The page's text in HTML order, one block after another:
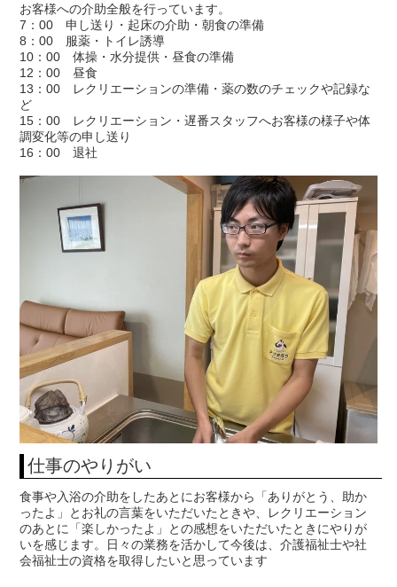
お客様への介助全般を行っています。
7：00 申し送り・起床の介助・朝食の準備
8：00 服薬・トイレ誘導
10：00 体操・水分提供・昼食の準備
12：00 昼食
13：00 レクリエーションの準備・薬の数のチェックや記録な
ど
15：00 レクリエーション・遅番スタッフへお客様の様子や体
調変化等の申し送り
16：00 退社
仕事のやりがい
食事や入浴の介助をしたあとにお客様から「ありがとう、助か
ったよ」とお礼の言葉をいただいたときや、レクリエーション
のあとに「楽しかったよ」との感想をいただいたときにやりが
いを感じます。日々の業務を活かして今後は、介護福祉士や社
会福祉士の資格を取得したいと思っています